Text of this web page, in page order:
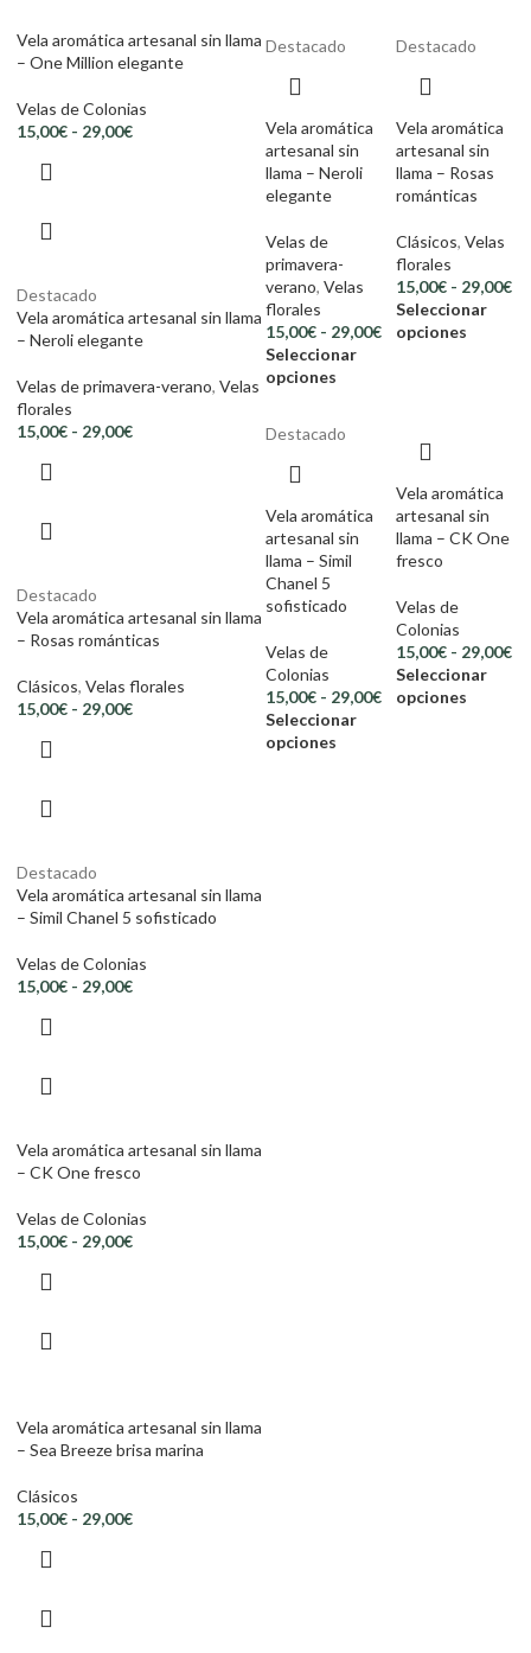
Vela aromática artesanal sin llama
– One Million elegante
Velas de Colonias
15,00€ - 29,00€
Destacado
Vela aromática artesanal sin llama
– Neroli elegante
Velas de primavera-verano, Velas
florales
15,00€ - 29,00€
Destacado
Vela aromática artesanal sin llama
– Rosas románticas
Clásicos, Velas florales
15,00€ - 29,00€
Destacado
Vela aromática artesanal sin llama
– Simil Chanel 5 sofisticado
Velas de Colonias
15,00€ - 29,00€
Vela aromática artesanal sin llama
– CK One fresco
Velas de Colonias
15,00€ - 29,00€
Vela aromática artesanal sin llama
– Sea Breeze brisa marina
Clásicos
15,00€ - 29,00€
Destacado
Vela aromática
artesanal sin
llama – Neroli
elegante
Velas de
primavera-
verano, Velas
florales
15,00€ - 29,00€
Seleccionar
opciones
Destacado
Vela aromática
artesanal sin
llama – Rosas
románticas
Clásicos, Velas
florales
15,00€ - 29,00€
Seleccionar
opciones
Destacado
Vela aromática
artesanal sin
llama – Simil
Chanel 5
sofisticado
Velas de
Colonias
15,00€ - 29,00€
Seleccionar
opciones
Vela aromática
artesanal sin
llama – CK One
fresco
Velas de
Colonias
15,00€ - 29,00€
Seleccionar
opciones